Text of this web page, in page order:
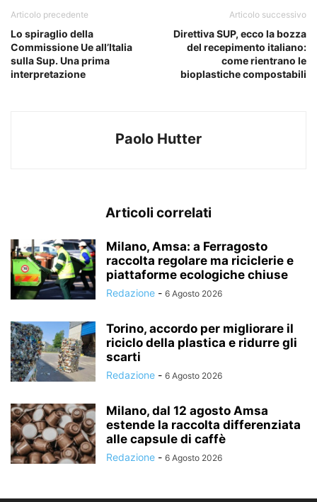
Articolo precedente
Lo spiraglio della
Commissione Ue all’Italia
sulla Sup. Una prima
interpretazione
Articolo successivo
Direttiva SUP, ecco la bozza
del recepimento italiano:
come rientrano le
bioplastiche compostabili
Paolo Hutter
Articoli correlati
Milano, Amsa: a Ferragosto
raccolta regolare ma riciclerie e
piattaforme ecologiche chiuse
Redazione - 6 Agosto 2026
Torino, accordo per migliorare il
riciclo della plastica e ridurre gli
scarti
Redazione - 6 Agosto 2026
Milano, dal 12 agosto Amsa
estende la raccolta differenziata
alle capsule di caffè
Redazione - 6 Agosto 2026